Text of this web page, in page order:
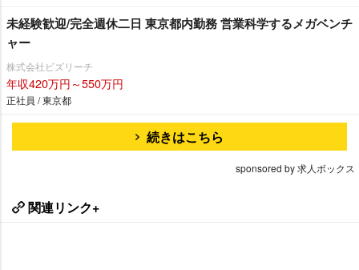
未経験歓迎/完全週休二日 東京都内勤務 営業科学するメガベンチ
ャー
株式会社ビズリーチ
年収420万円～550万円
正社員 / 東京都
続きはこちら
sponsored by 求人ボックス
関連リンク+